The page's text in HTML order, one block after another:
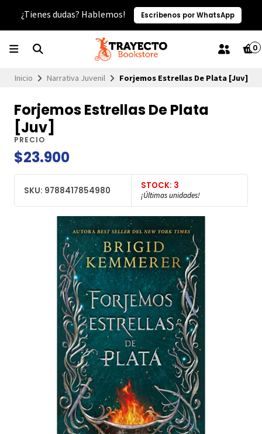
¿Tienes dudas? Hablemos! Escríbenos por WhatsApp
0
Inicio Narrativa Juvenil Forjemos Estrellas De Plata [Juv]
Forjemos Estrellas De Plata
[Juv]
PRECIO
$23.900
SKU: 9788417854980 STOCK: 3
¡Últimas unidades!